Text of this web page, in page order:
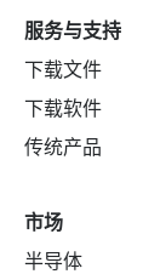
服务与支持
下载文件
下载软件
传统产品
市场
半导体